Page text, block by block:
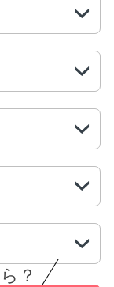
？